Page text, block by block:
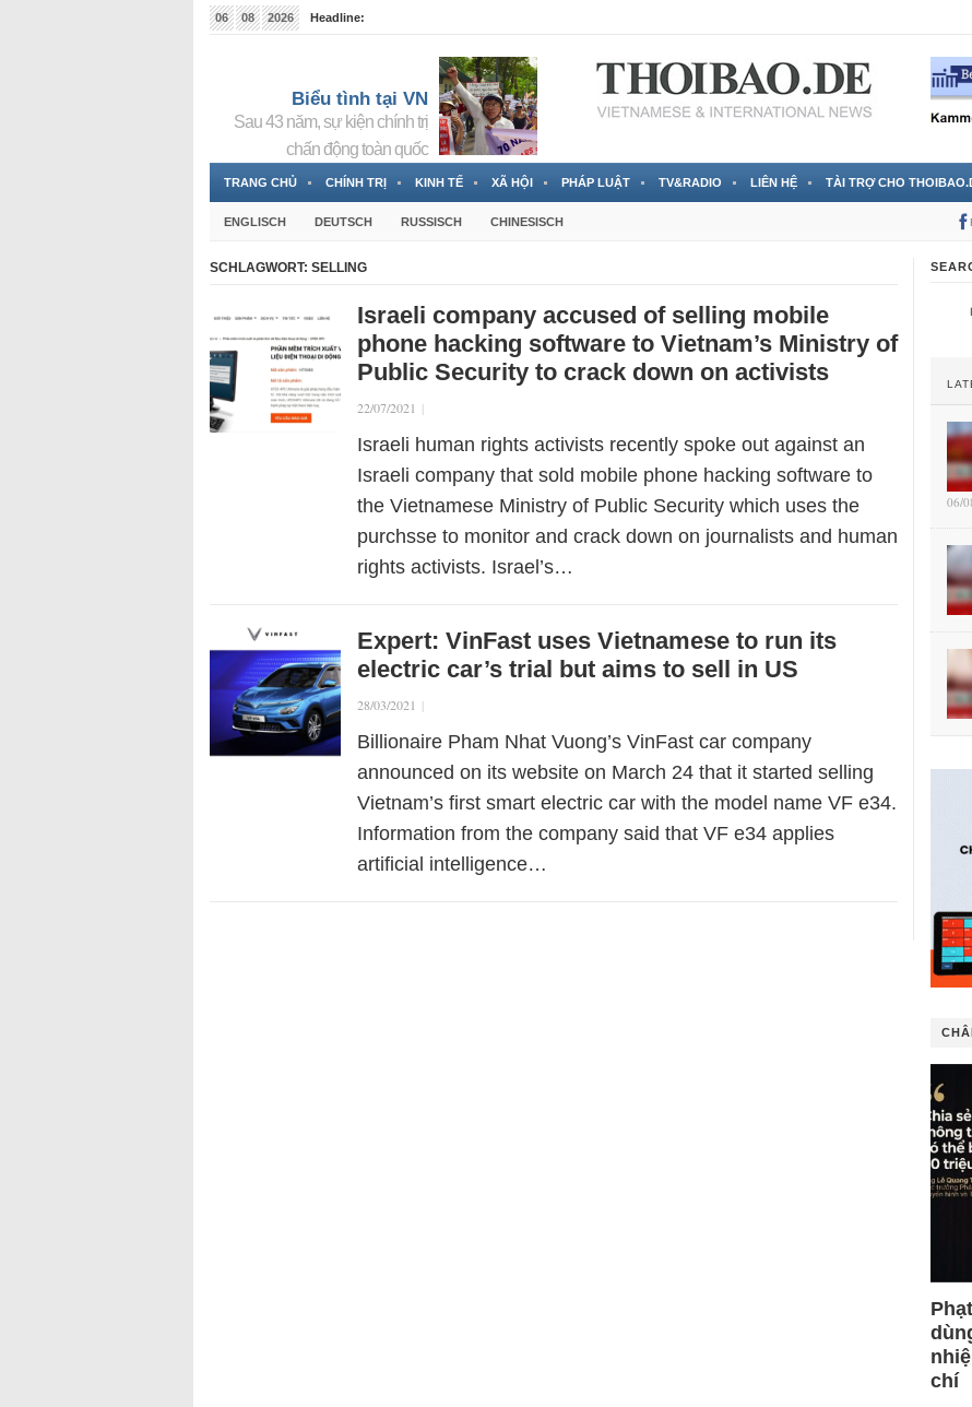
06 08 2026
Headline:
Biểu tình tại VN
Sau 43 năm, sự kiện chính trị
chấn động toàn quốc
TRANG CHỦ CHÍNH TRỊ KINH TẾ XÃ HỘI PHÁP LUẬT TV&RADIO LIÊN HỆ TÀI TRỢ CHO
ENGLISCH DEUTSCH RUSSISCH CHINESISCH
SCHLAGWORT: SELLING
Israeli company accused of selling mobile
phone hacking software to Vietnam’s Ministry of
Public Security to crack down on activists
22/07/2021 |
Israeli human rights activists recently spoke out against an
Israeli company that sold mobile phone hacking software to
the Vietnamese Ministry of Public Security which uses the
purchsse to monitor and crack down on journalists and human
rights activists. Israel’s…
Expert: VinFast uses Vietnamese to run its
electric car’s trial but aims to sell in US
28/03/2021 |
Billionaire Pham Nhat Vuong’s VinFast car company
announced on its website on March 24 that it started selling
Vietnam’s first smart electric car with the model name VF e34.
Information from the company said that VF e34 applies
artificial intelligence…
06/
chí